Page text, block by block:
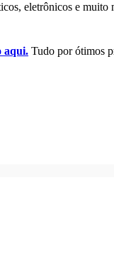
eletrônicos e
aqui. Tudo por ótimos